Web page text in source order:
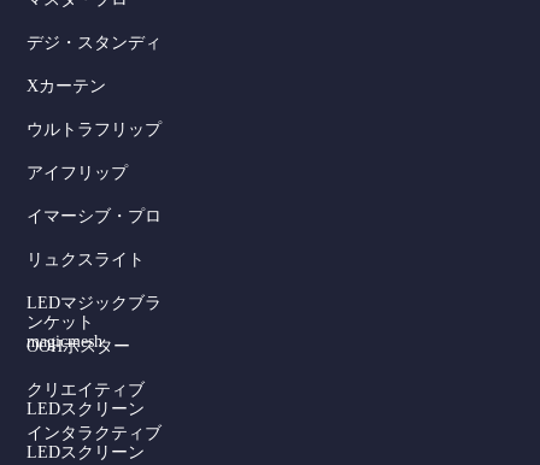
デジ・スタンディ
Xカーテン
ウルトラフリップ
アイフリップ
イマーシブ・プロ
リュクスライト
LEDマジックブラ
ンケット
magicmesh
OOHポスター
クリエイティブ
LEDスクリーン
インタラクティブ
LEDスクリーン